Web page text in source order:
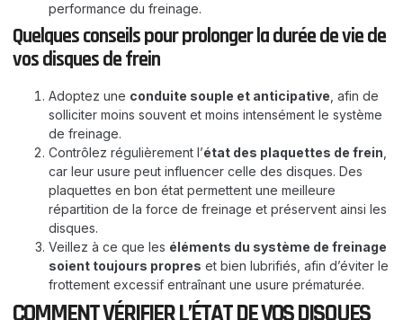
performance du freinage.
Quelques conseils pour prolonger la durée de vie de
vos disques de frein
Adoptez une conduite souple et anticipative , afin de
solliciter moins souvent et moins intensément le système
de freinage.
Contrôlez régulièrement l’état des plaquettes de frein
car leur usure peut influencer celle des disques. Des
plaquettes en bon état permettent une meilleure
répartition de la force de freinage et préservent ainsi les
disques.
Veillez à ce que les éléments du système de freinage
soient toujours propres et bien lubrifiés, afin d’éviter le
frottement excessif entraînant une usure prématurée.
COMMENT VÉRIFIER L’ÉTAT DE VOS DISQUES